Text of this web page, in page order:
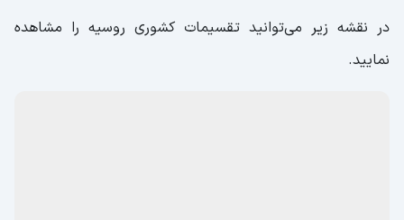
در نقشه زیر می‌توانید تقسیمات کشوری روسیه را مشاهده
نمایید.